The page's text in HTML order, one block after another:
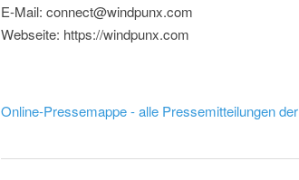
E-Mail: connect@windpunx.com
Webseite: https://windpunx.com
Online-Pressemappe - alle Pressemitteilungen der